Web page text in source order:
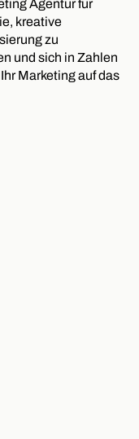
Agentur für
kreative
zu
und sich in Zahlen
Marketing auf das